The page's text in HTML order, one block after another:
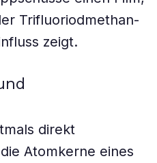
Trifluoriodmethan-
zeigt.
direkt
Atomkerne eines